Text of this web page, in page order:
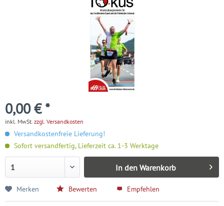
0,00 € *
inkl. MwSt. zzgl. Versandkosten
Versandkostenfreie Lieferung!
Sofort versandfertig, Lieferzeit ca. 1-3 Werktage
In den Warenkorb
Merken Bewerten Empfehlen